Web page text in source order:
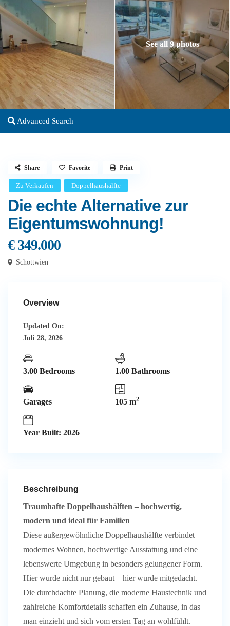
See all 9 photos
Advanced Search
Zu Verkaufen Doppelhaushälfte
Die echte Alternative zur
Eigentumswohnung!
€ 349.000
Schottwien
Share Favorite Print
Overview
Updated On:
Juli 28, 2026
3.00 Bedrooms 1.00 Bathrooms
Garages 105 m2
Year Built: 2026
Beschreibung
Traumhafte Doppelhaushälften – hochwertig,
modern und ideal für Familien
Diese außergewöhnliche Doppelhaushälfte verbindet
modernes Wohnen, hochwertige Ausstattung und eine
lebenswerte Umgebung in besonders gelungener Form.
Hier wurde nicht nur gebaut – hier wurde mitgedacht.
Die durchdachte Planung, die moderne Haustechnik und
zahlreiche Komfortdetails schaffen ein Zuhause, in das
man einzieht und sich vom ersten Tag an wohlfühlt.